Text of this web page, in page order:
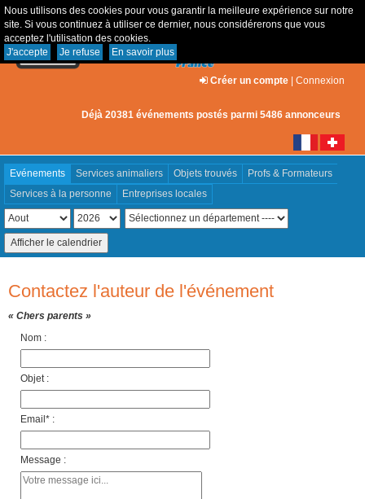
Nous utilisons des cookies pour vous garantir la meilleure expérience sur notre
site. Si vous continuez à utiliser ce dernier, nous considérerons que vous
acceptez l'utilisation des cookies.
J'accepte
Je refuse En savoir plus
Créer un compte | Connexion
Déjà 20381 événements postés parmi 5486 annonceurs
Evénements Services animaliers Objets trouvés
Profs & Formateurs
Services à la personne
Entreprises locales
Contactez l'auteur de l'événement
« Chers parents »
Nom :
Objet :
Email* :
Message :